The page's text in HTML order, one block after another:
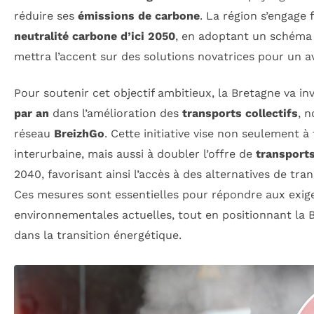
réduire ses émissions de carbone. La région
neutralité carbone d’ici 2050, en adoptant un
mettra l’accent sur des solutions novatrices pour un
Pour soutenir cet objectif ambitieux, la Bretagne va
par an dans l’amélioration des transports collectifs,
réseau BreizhGo. Cette initiative vise non seulement
interurbaine, mais aussi à doubler l’offre de
2040, favorisant ainsi l’accès à des alternatives de
Ces mesures sont essentielles pour répondre aux
environnementales actuelles, tout en positionnant la
dans la transition énergétique.